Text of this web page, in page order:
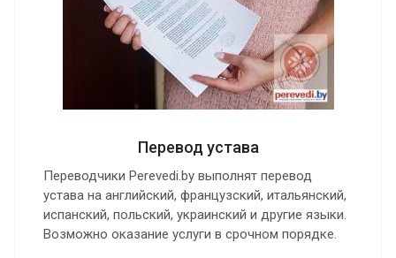
Перевод устава
Переводчики Perevedi.by выполнят перевод
устава на английский, французский, итальянский,
испанский, польский, украинский и другие языки.
Возможно оказание услуги в срочном порядке.